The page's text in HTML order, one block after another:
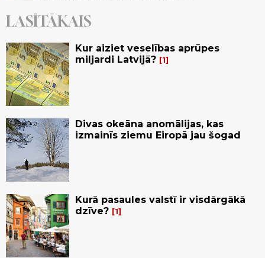
LASĪTĀKAIS
Kur aiziet veselības aprūpes
miljardi Latvijā?
1
Divas okeāna anomālijas, kas
izmainīs ziemu Eiropā jau šogad
Kurā pasaules valstī ir visdārgākā
dzīve?
1